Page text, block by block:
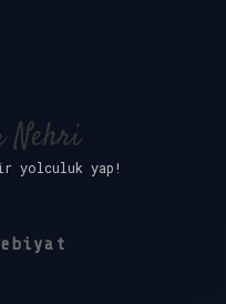
Nehri
yolculuk yap!